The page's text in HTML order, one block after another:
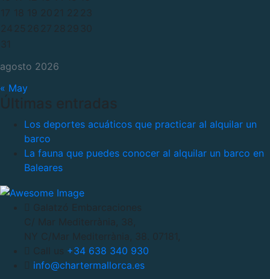
agosto 2026
17 18 19 20 21 22 23
24 25 26 27 28 29 30
31
« May
Últimas entradas
Los deportes acuáticos que practicar al alquilar un
barco
La fauna que puedes conocer al alquilar un barco en
Baleares
Galatzó Embarcaciones
C/ Mar Mediterrània, 38,
NY C/Mar Mediterrània, 38. 07181,
Call us +34 638 340 930
info@chartermallorca.es